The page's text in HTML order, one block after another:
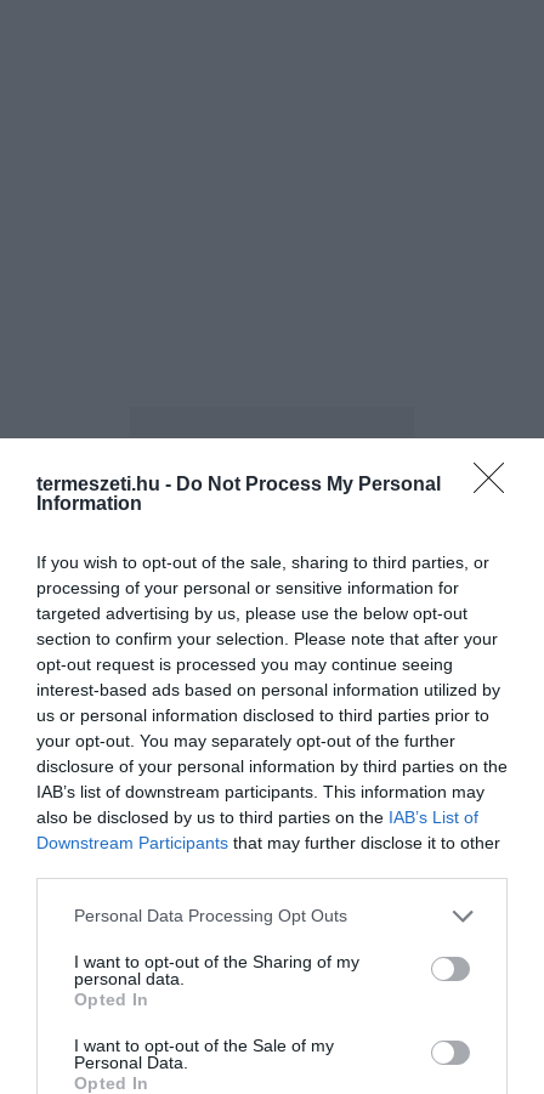
termeszeti.hu - Do Not Process My Personal
Information
If you wish to opt-out of the sale, sharing to third parties, or
processing of your personal or sensitive information for
targeted advertising by us, please use the below opt-out
section to confirm your selection. Please note that after your
opt-out request is processed you may continue seeing
interest-based ads based on personal information utilized by
us or personal information disclosed to third parties prior to
your opt-out. You may separately opt-out of the further
disclosure of your personal information by third parties on the
IAB’s list of downstream participants. This information may
also be disclosed by us to third parties on the IAB’s List of
Downstream Participants that may further disclose it to other
Please note that this website/app uses one or more Google
not limited to your visit or usage behaviour. You may click to
grant or deny consent to Google and its third-party tags to
use your data for below specified purposes in below Google
consent section.
Personal Data Processing Opt Outs
I want to opt-out of the Sharing of my
personal data.
Opted In
I want to opt-out of the Sale of my
Personal Data.
Opted In
AZ INDIAI FALUBAN NINCSENEK AJTÓK A HÁZAKON, MERT ITT
(ÁLLÍTÓLAG) ISMERETLEN FOGALOM A BŰNÖZÉS
KÖVETKEZŐ CIKK
NINCS TÜNDÉRIBB A FOGSÁGBÓL SZABADULT BÉBIELEFÁNT
ELSŐ FÜRDŐZÉSÉNÉL
HASONLÓ ÉRDEKESSÉGEK